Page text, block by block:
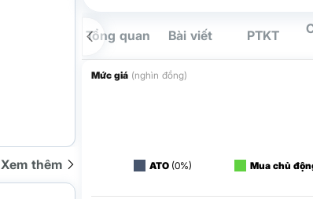
Xem thêm
Tổng quan Bài viết PTKT
Mức giá (nghìn đồng)
ATO (0%) Mua chủ